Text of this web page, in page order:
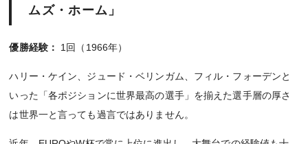
ムズ・ホーム」
優勝経験： 1回（1966年）
ハリー・ケイン、ジュード・ベリンガム、フィル・フォーデンと
いった「各ポジションに世界最高の選手」を揃えた選手層の厚さ
は世界一と言っても過言ではありません。